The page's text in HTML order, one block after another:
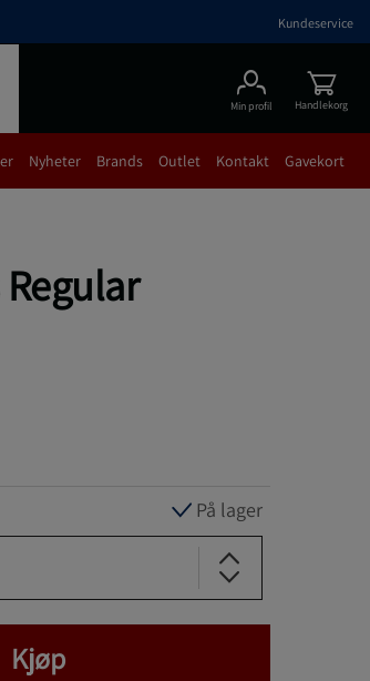
Kundeservice
Min profil Handlekorg
Nyheter Brands Outlet Kontakt Gavekort
På lager
Kjøp